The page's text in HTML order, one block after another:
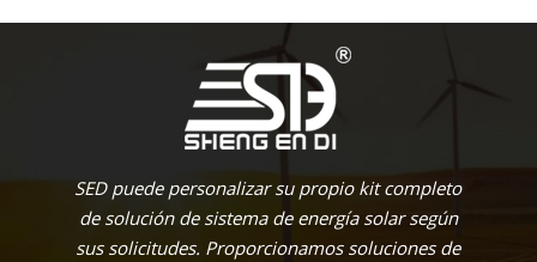
SED puede personalizar su propio kit completo
de solución de sistema de energía solar según
sus solicitudes. Proporcionamos soluciones de